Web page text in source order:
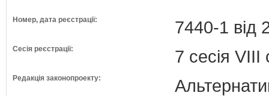
Номер, дата реєстрації: 7440-1 від
Сесія реєстрації: 7 сесія VIII
Редакція законопроекту: